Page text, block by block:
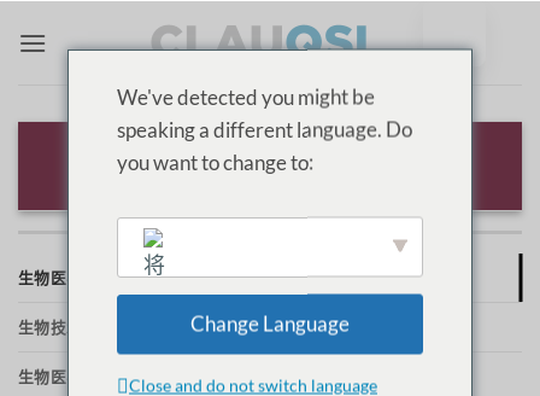
生物医学工程与生物技术
生物医学
生物技术
生物医学工程
We've detected you might be
speaking a different language. Do
you want to change to:
English
Change Language
Close and do not switch language